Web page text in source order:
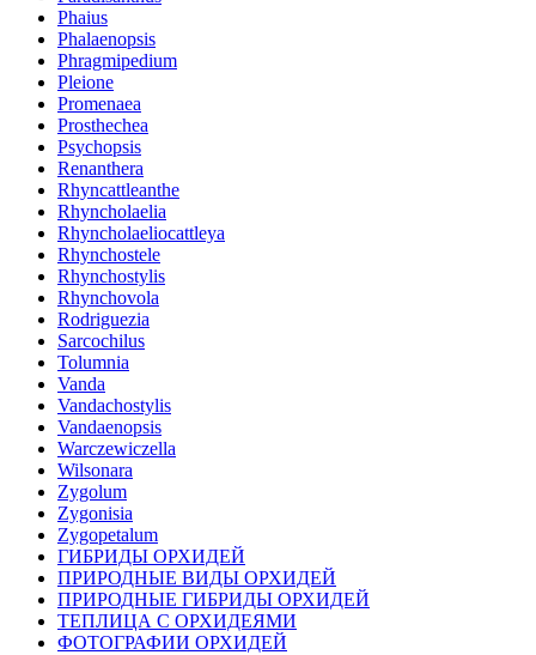
Phaius
Phalaenopsis
Phragmipedium
Pleione
Promenaea
Prosthechea
Psychopsis
Renanthera
Rhyncattleanthe
Rhyncholaelia
Rhyncholaeliocattleya
Rhynchostele
Rhynchostylis
Rhynchovola
Rodriguezia
Sarcochilus
Tolumnia
Vanda
Vandachostylis
Vandaenopsis
Warczewiczella
Wilsonara
Zygolum
Zygonisia
Zygopetalum
ГИБРИДЫ ОРХИДЕЙ
ПРИРОДНЫЕ ВИДЫ ОРХИДЕЙ
ПРИРОДНЫЕ ГИБРИДЫ ОРХИДЕЙ
ТЕПЛИЦА С ОРХИДЕЯМИ
ФОТОГРАФИИ ОРХИДЕЙ